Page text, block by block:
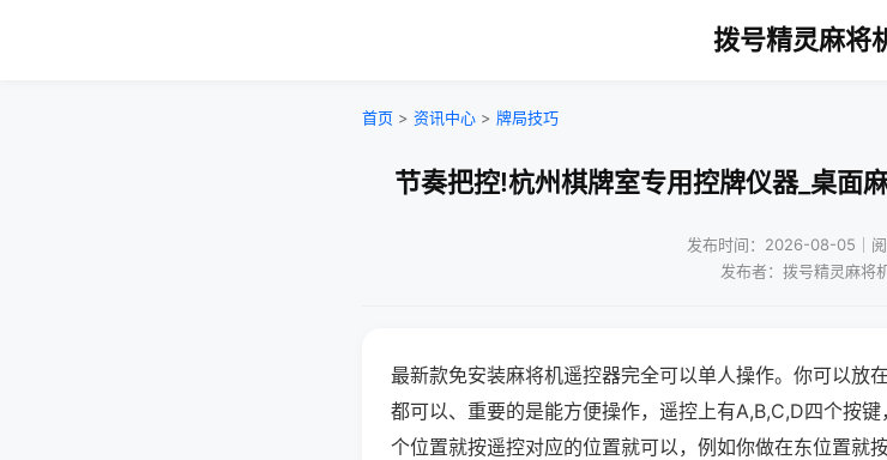
拨号精灵麻将
首页 > 资讯中心 > 牌局技巧
节奏把控!杭州棋牌室专用控牌仪器_桌面
发布时间：2026-08-05｜阅
发布者：拨号精灵麻将
最新款免安装麻将机遥控器完全可以单人操作。你可以放
都可以、重要的是能方便操作，遥控上有A,B,C,D四个按
个位置就按遥控对应的位置就可以，例如你做在东位置就